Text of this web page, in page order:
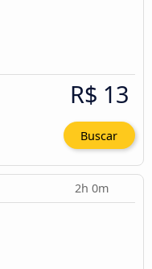
R$ 13
Buscar
2h 0m